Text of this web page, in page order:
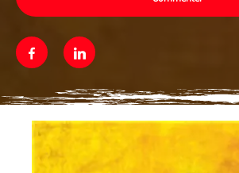
FacebookLinkedin
Média secondaire